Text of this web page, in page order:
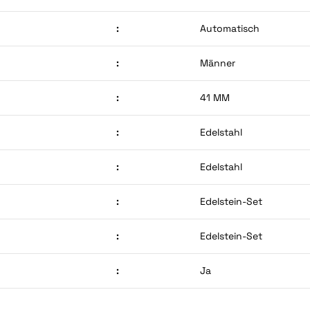
: Automatisch
: Männer
: 41 MM
: Edelstahl
: Edelstahl
: Edelstein-Set
: Edelstein-Set
: Ja